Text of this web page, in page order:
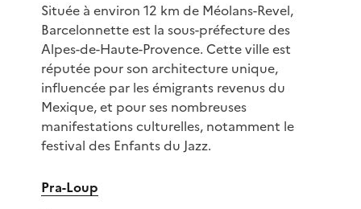
Située à environ 12 km de Méolans-Revel,
Barcelonnette est la sous-préfecture des
Alpes-de-Haute-Provence. Cette ville est
réputée pour son architecture unique,
influencée par les émigrants revenus du
Mexique, et pour ses nombreuses
manifestations culturelles, notamment le
festival des Enfants du Jazz.
Pra-Loup